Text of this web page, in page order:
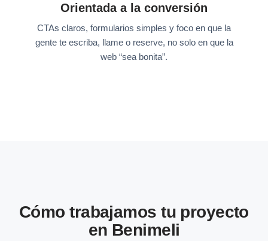
Orientada a la conversión
CTAs claros, formularios simples y foco en que la
gente te escriba, llame o reserve, no solo en que la
web “sea bonita”.
Cómo trabajamos tu proyecto
en Benimeli